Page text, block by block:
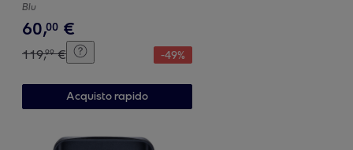
Blu
60,00 €
119,99 € -49%
Acquisto rapido